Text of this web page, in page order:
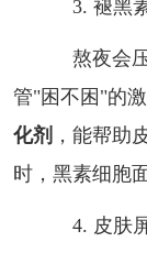
3. 褪黑素
熬夜会压
管"困不困"的
化剂 ，能帮助
时，黑素细胞
4. 皮肤屏